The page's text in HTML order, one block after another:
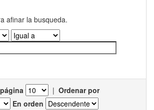
afinar la busqueda.
| Ordenar por
En orden